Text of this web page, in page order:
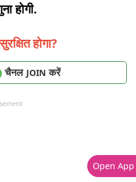
होगी.
होगा?
चैनल JOIN करें
Open App